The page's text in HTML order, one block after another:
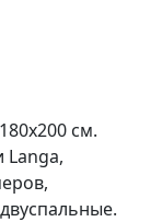
см.
Langa,